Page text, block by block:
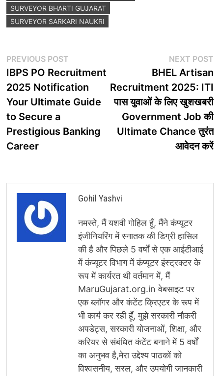
SURVEYOR BHARTI GUJARAT
SURVEYOR SARKARI NAUKRI
Post
navigation
PREVIOUS POSTPrevious
post:
IBPS PO Recruitment
2025 Notification
Your Ultimate Guide
to Secure a
Prestigious Banking
Career
NEXT POST
BHEL Artisan
Recruitment 2025: ITI
पास युवाओं के लिए खुशखबरी
Government Job की
Ultimate Chance तुरंत
आवेदन करें
Gohil Yashvi
नमस्ते, मैं यशवी गोहिल हूँ, मैंने कंप्यूटर
इंजीनियरिंग में स्नातक की डिग्री हासिल
की है और पिछले 5 वर्षों से एक आईटीआई
में कंप्यूटर विभाग में कंप्यूटर इंस्ट्रक्टर के
रूप में कार्यरत थी वर्तमान में, मैं
MaruGujarat.org.in वेबसाइट पर
एक ब्लॉगर और कंटेंट क्रिएटर के रूप में
भी कार्य कर रही हूँ, मुझे सरकारी नौकरी
अपडेट्स, सरकारी योजनाओं, शिक्षा, और
करियर से संबंधित कंटेंट बनाने में 5 वर्षों
का अनुभव है,मेरा उद्देश्य पाठकों को
विश्वसनीय, सरल, और उपयोगी जानकारी